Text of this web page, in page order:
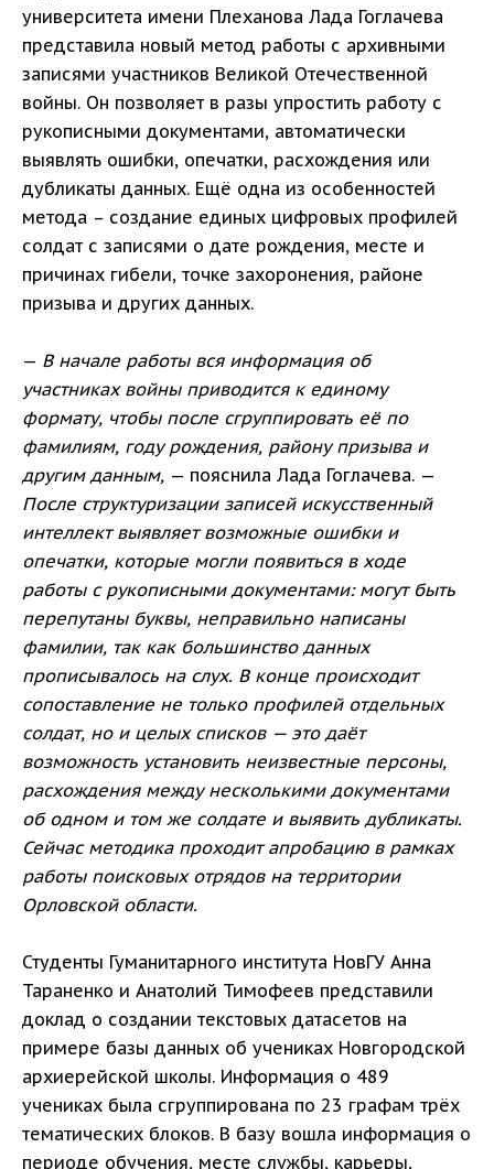
университета имени Плеханова Лада Гоглачева
представила новый метод работы с архивными
записями участников Великой Отечественной
войны. Он позволяет в разы упростить работу с
рукописными документами, автоматически
выявлять ошибки, опечатки, расхождения или
дубликаты данных. Ещё одна из особенностей
метода – создание единых цифровых профилей
солдат с записями о дате рождения, месте и
причинах гибели, точке захоронения, районе
призыва и других данных.
— В начале работы вся информация об
участниках войны приводится к единому
формату, чтобы после сгруппировать её по
фамилиям, году рождения, району призыва и
другим данным, — пояснила Лада Гоглачева. —
После структуризации записей искусственный
интеллект выявляет возможные ошибки и
опечатки, которые могли появиться в ходе
работы с рукописными документами: могут быть
перепутаны буквы, неправильно написаны
фамилии, так как большинство данных
прописывалось на слух. В конце происходит
сопоставление не только профилей отдельных
солдат, но и целых списков — это даёт
возможность установить неизвестные персоны,
расхождения между несколькими документами
об одном и том же солдате и выявить дубликаты.
Сейчас методика проходит апробацию в рамках
работы поисковых отрядов на территории
Орловской области.
Студенты Гуманитарного института НовГУ Анна
Тараненко и Анатолий Тимофеев представили
доклад о создании текстовых датасетов на
примере базы данных об учениках Новгородской
архиерейской школы. Информация о 489
учениках была сгруппирована по 23 графам трёх
тематических блоков. В базу вошла информация о
периоде обучения, месте службы, карьеры,